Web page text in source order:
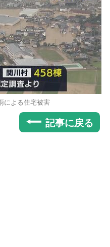
による住宅被害
記事に戻る